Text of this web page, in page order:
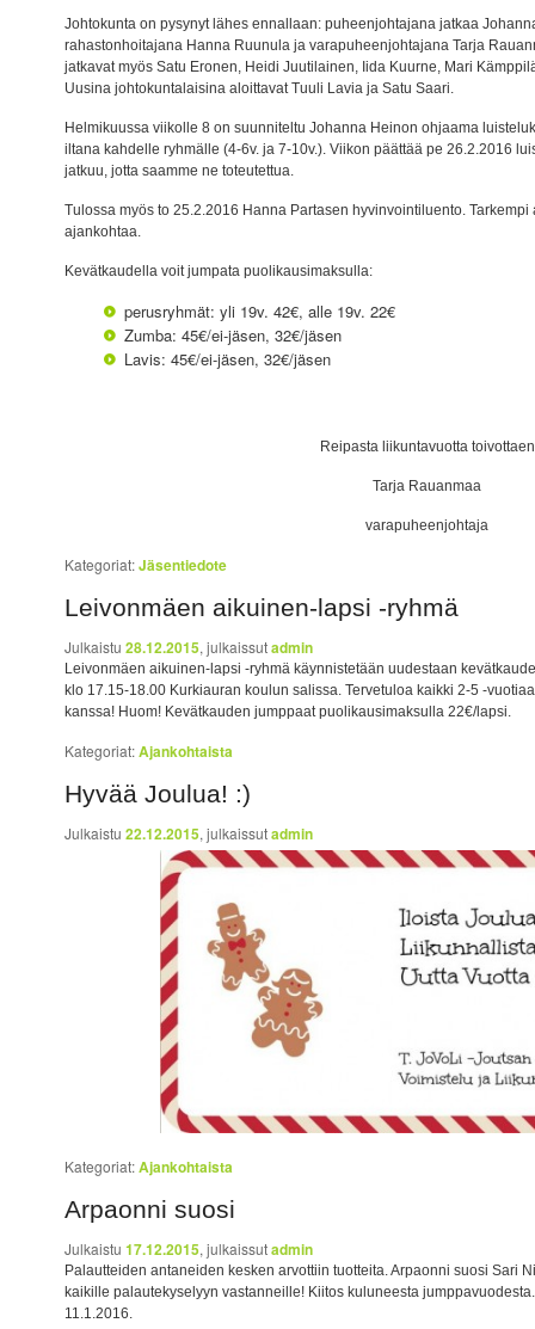
Johtokunta on pysynyt lähes ennallaan: puheenjohtajana jatkaa
rahastonhoitajana Hanna Ruunula ja varapuheenjohtajana Tarja
jatkavat myös Satu Eronen, Heidi Juutilainen, Iida Kuurne, Mari
Uusina johtokuntalaisina aloittavat Tuuli Lavia ja Satu Saari.
Helmikuussa viikolle 8 on suunniteltu Johanna Heinon ohjaama
iltana kahdelle ryhmälle (4-6v. ja 7-10v.). Viikon päättää pe 26.2.2016
jatkuu, jotta saamme ne toteutettua.
Tulossa myös to 25.2.2016 Hanna Partasen hyvinvointiluento.
ajankohtaa.
Kevätkaudella voit jumpata puolikausimaksulla:
perusryhmät: yli 19v. 42€, alle 19v. 22€
Zumba: 45€/ei-jäsen, 32€/jäsen
Lavis: 45€/ei-jäsen, 32€/jäsen
Reipasta liikuntavuotta toivottaen
Tarja Rauanmaa
varapuheenjohtaja
Kategoriat:Jäsentiedote
Leivonmäen aikuinen-lapsi -ryhmä
Julkaistu28.12.2015, julkaissutadmin
Leivonmäen aikuinen-lapsi -ryhmä käynnistetään uudestaan
klo 17.15-18.00 Kurkiauran koulun salissa. Tervetuloa kaikki 2-5 -
kanssa! Huom! Kevätkauden jumppaat puolikausimaksulla 22€/lapsi.
Kategoriat:Ajankohtaista
Hyvää Joulua! :)
Julkaistu22.12.2015, julkaissutadmin
Kategoriat:Ajankohtaista
Arpaonni suosi
Julkaistu17.12.2015, julkaissutadmin
Palautteiden antaneiden kesken arvottiin tuotteita. Arpaonni suosi Sari
kaikille palautekyselyyn vastanneille! Kiitos kuluneesta
11.1.2016.